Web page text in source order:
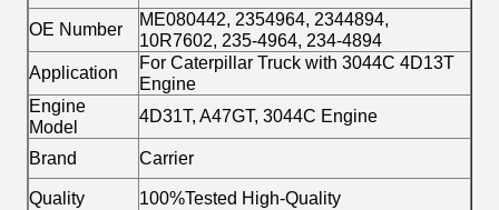
OE Number
ME080442, 2354964, 2344894,
10R7602, 235-4964, 234-4894
Application
For Caterpillar Truck with 3044C 4D13T
Engine
Engine
Model
4D31T, A47GT, 3044C Engine
Brand
Carrier
Quality
100%Tested High-Quality